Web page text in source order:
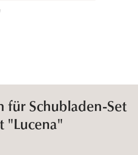
für Schubladen-Set
"Lucena"